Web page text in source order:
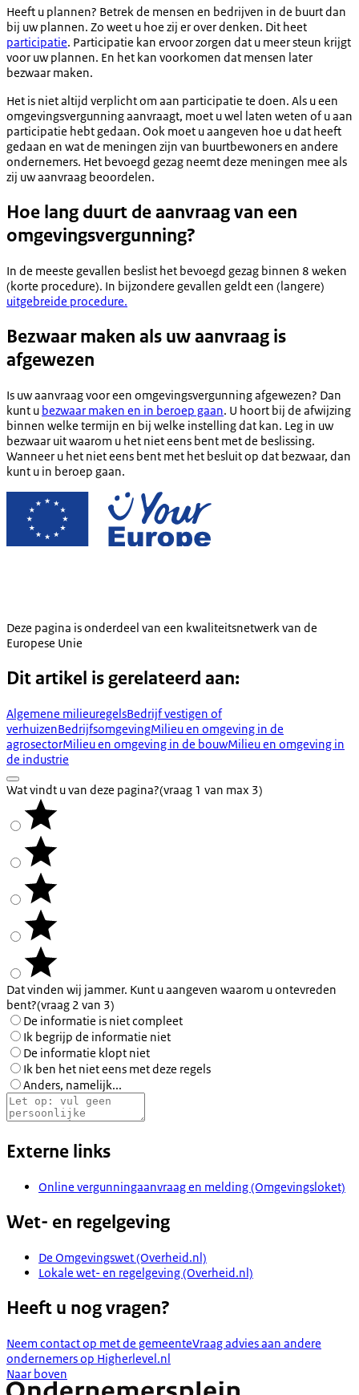
Heeft u plannen? Betrek de mensen en bedrijven in de buurt dan
bij uw plannen. Zo weet u hoe zij er over denken. Dit heet
participatie. Participatie kan ervoor zorgen dat u meer steun krijgt
voor uw plannen. En het kan voorkomen dat mensen later
bezwaar maken.
Het is niet altijd verplicht om aan participatie te doen. Als u een
omgevingsvergunning aanvraagt, moet u wel laten weten of u aan
participatie hebt gedaan. Ook moet u aangeven hoe u dat heeft
gedaan en wat de meningen zijn van buurtbewoners en andere
ondernemers. Het bevoegd gezag neemt deze meningen mee als
zij uw aanvraag beoordelen.
Hoe lang duurt de aanvraag van een
omgevingsvergunning?
In de meeste gevallen beslist het bevoegd gezag binnen 8 weken
(korte procedure). In bijzondere gevallen geldt een (langere)
uitgebreide procedure.
Bezwaar maken als uw aanvraag is
afgewezen
Is uw aanvraag voor een omgevingsvergunning afgewezen? Dan
kunt u bezwaar maken en in beroep gaan. U hoort bij de afwijzing
binnen welke termijn en bij welke instelling dat kan. Leg in uw
bezwaar uit waarom u het niet eens bent met de beslissing.
Wanneer u het niet eens bent met het besluit op dat bezwaar, dan
kunt u in beroep gaan.
Deze pagina is onderdeel van een kwaliteitsnetwerk van de
Europese Unie
Dit artikel is gerelateerd aan:
Algemene milieuregelsBedrijf vestigen of
verhuizenBedrijfsomgevingMilieu en omgeving in de
agrosectorMilieu en omgeving in de bouwMilieu en omgeving in
de industrie
Wat vindt u van deze pagina?(vraag 1 van max 3)
Dat vinden wij jammer. Kunt u aangeven waarom u ontevreden
bent?(vraag 2 van 3)
De informatie is niet compleet
Ik begrijp de informatie niet
De informatie klopt niet
Ik ben het niet eens met deze regels
Anders, namelijk...
Externe links
Online vergunningaanvraag en melding (Omgevingsloket)
Wet- en regelgeving
De Omgevingswet (Overheid.nl)
Lokale wet- en regelgeving (Overheid.nl)
Heeft u nog vragen?
Neem contact op met de gemeenteVraag advies aan andere
ondernemers op Higherlevel.nl
Naar boven